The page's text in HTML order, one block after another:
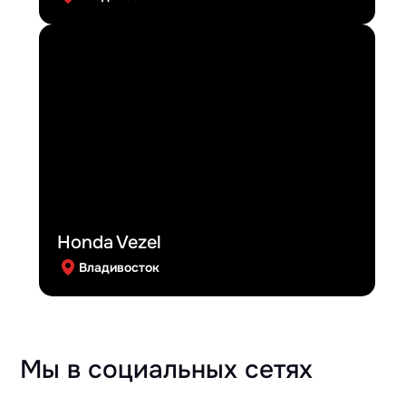
Honda Vezel
Владивосток
Мы в социальных сетях